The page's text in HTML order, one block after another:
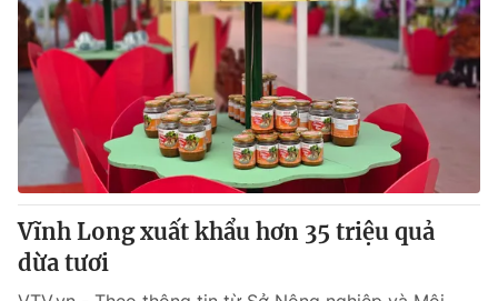
Vĩnh Long xuất khẩu hơn 35 triệu quả
dừa tươi